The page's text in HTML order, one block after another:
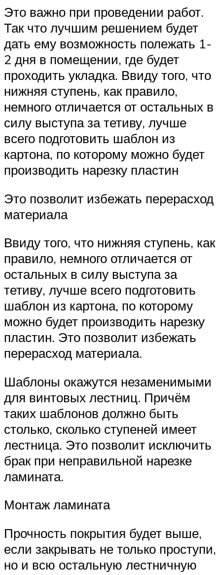
Это важно при проведении работ.
Так что лучшим решением будет
дать ему возможность полежать 1-
2 дня в помещении, где будет
проходить укладка. Ввиду того, что
нижняя ступень, как правило,
немного отличается от остальных в
силу выступа за тетиву, лучше
всего подготовить шаблон из
картона, по которому можно будет
производить нарезку пластин
Это позволит избежать перерасход
материала
Ввиду того, что нижняя ступень, как
правило, немного отличается от
остальных в силу выступа за
тетиву, лучше всего подготовить
шаблон из картона, по которому
можно будет производить нарезку
пластин. Это позволит избежать
перерасход материала.
Шаблоны окажутся незаменимыми
для винтовых лестниц. Причём
таких шаблонов должно быть
столько, сколько ступеней имеет
лестница. Это позволит исключить
брак при неправильной нарезке
ламината.
Монтаж ламината
Прочность покрытия будет выше,
если закрывать не только проступи,
но и всю остальную лестничную